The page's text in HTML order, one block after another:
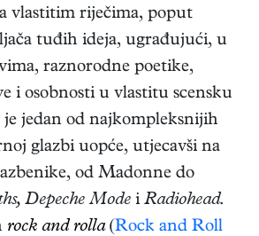
vlastitim riječima, poput
tuđih ideja, ugrađujući, u
raznorodne poetike,
i osobnosti u vlastitu scensku
jedan od najkompleksnijih
glazbi uopće, utjecavši na
od Madonne do
Depeche Mode i Radiohead.
rock and rolla(Rock and Roll